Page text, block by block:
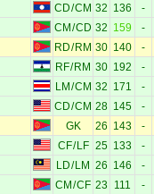
CD/CM 32 136 -
CM /CD 32 159 -
RD/ RM 30 140 -
RF/ RM 30 192 -
LM /CM 32 171 -
CD/CM 28 145 -
GK 26 143 -
CF/LF 25 133 -
LD/ LM 26 146 -
CM /CF 23 111 -